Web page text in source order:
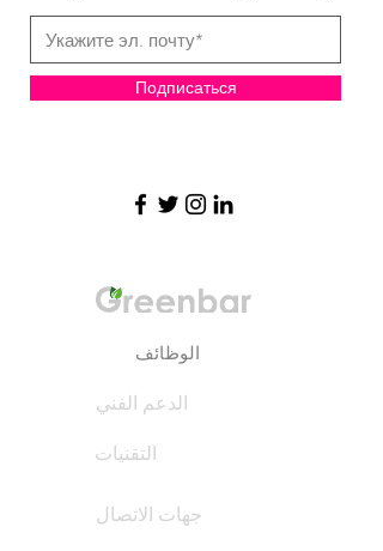
Подписаться
الوظائف
الدعم الفني
التقنيات
جهات الاتصال